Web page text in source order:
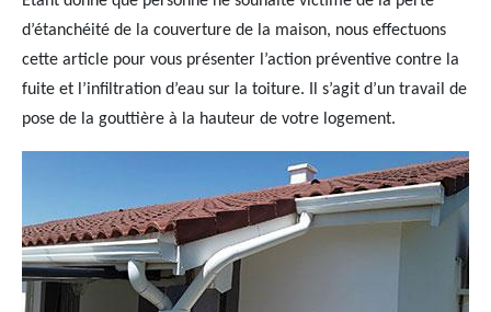
d’étanchéité de la couverture de la maison, nous effectuons
cette article pour vous présenter l’action préventive contre la
fuite et l’infiltration d’eau sur la toiture. Il s’agit d’un travail de
pose de la gouttière à la hauteur de votre logement.